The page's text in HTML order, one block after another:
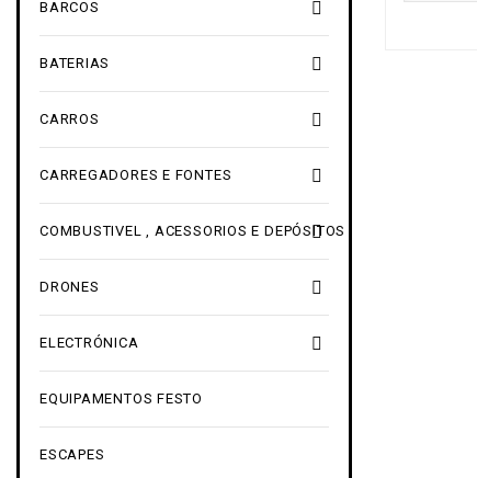

BARCOS

BATERIAS

CARROS

CARREGADORES E FONTES

COMBUSTIVEL , ACESSORIOS E DEPÓSITOS

DRONES

ELECTRÓNICA
EQUIPAMENTOS FESTO
ESCAPES